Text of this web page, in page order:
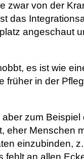
zwar von der
das
angeschaut
es ist wie
früher in der
zum Beispiel
eher Menschen
einzubinden,
an allen